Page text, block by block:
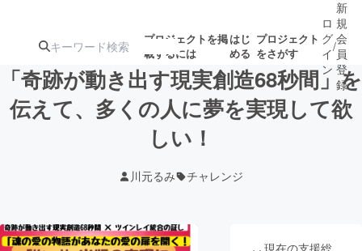
プロジェクトを掲
載するには
はじ
める
プロジェクト
をさがす
注目の新着プロ 募集終了が近いプ
ロ
グ
イ
ン
/
新
規
会
員
登
録
「奇跡が動き出す現実創造68秒間」を
伝えて、多くの人に夢を実現して欲
しい！
川元るみ チャレンジ
現在の支援総